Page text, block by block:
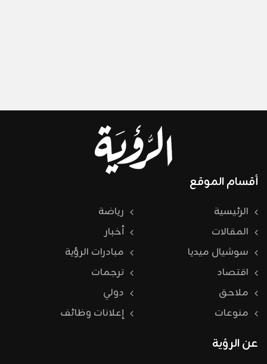
أقسام الموقع
الرئيسية
رياضة
المقالات
أخبار
سوشيال ميديا
مبادرات الرؤية
اقتصاد
ترجمات
ملاحق
دولي
منوعات
إعلانات وظائف
عن الرؤية